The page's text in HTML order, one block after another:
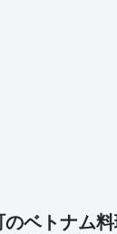
ベトナム